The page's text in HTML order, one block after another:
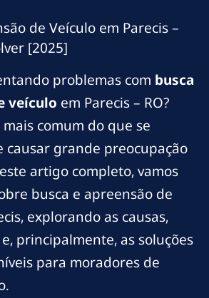
de Veículo em Parecis –
[2025]
problemas com busca
veículo em Parecis – RO?
mais comum do que se
causar grande preocupação
artigo completo, vamos
busca e apreensão de
explorando as causas,
principalmente, as soluções
para moradores de